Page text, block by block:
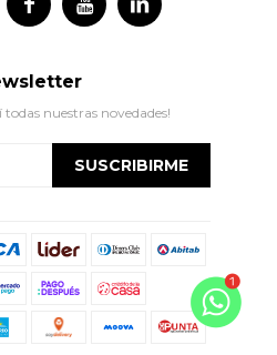
  
todas nuestras novedades!
SUSCRIBIRME